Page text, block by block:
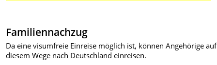
Familiennachzug
Da eine visumfreie Einreise möglich ist, können Angehörige auf
diesem Wege nach Deutschland einreisen.